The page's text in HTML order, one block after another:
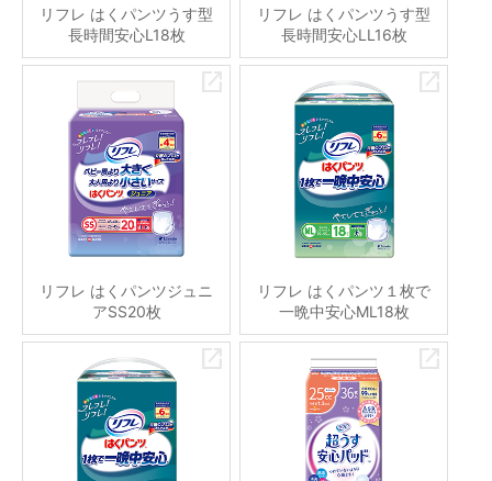
リフレ はくパンツうす型
長時間安心L18枚
リフレ はくパンツうす型
長時間安心LL16枚
リフレ はくパンツジュニ
アSS20枚
リフレ はくパンツ１枚で
一晩中安心ML18枚